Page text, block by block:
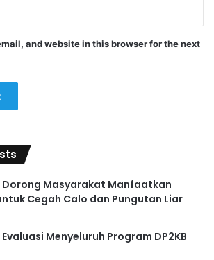
and website in this browser for the next
Dorong Masyarakat Manfaatkan
Cegah Calo dan Pungutan Liar
Menyeluruh Program DP2KB